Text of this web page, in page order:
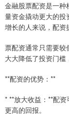
金融股票配资是一
量资金撬动更大的投
增长的人来说，配资
票配资通常只需要
大大降低了投资门槛
**配资的优势：**
* **放大收益：**配
更高的回报。